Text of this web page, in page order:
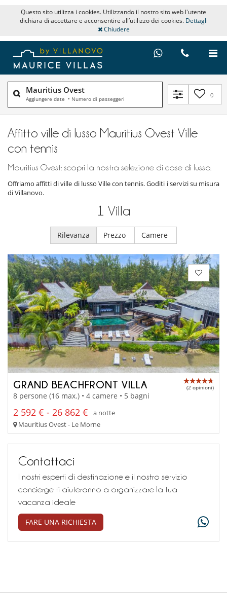
Questo sito utilizza i cookies. Utilizzando il nostro sito web l'utente
dichiara di accettare e acconsentire all’utilizzo dei cookies. Dettagli
Chiudere
Mauritius Ovest
Aggiungere date • Numero di passeggeri 0
Affitto ville di lusso Mauritius Ovest Ville
con tennis
Mauritius Ovest: scopri la nostra selezione di case di lusso.
Offriamo affitti di ville di lusso Ville con tennis. Goditi i servizi su misura
di Villanovo.
1 Villa
Rilevanza Prezzo Camere
GRAND BEACHFRONT VILLA (2 opinioni)
8 persone (16 max.) • 4 camere • 5 bagni
2 592 € - 26 862 €
a notte
Mauritius Ovest - Le Morne
Contattaci
I nostri esperti di destinazione e il nostro servizio
concierge ti aiuteranno a organizzare la tua
vacanza ideale
FARE UNA RICHIESTA